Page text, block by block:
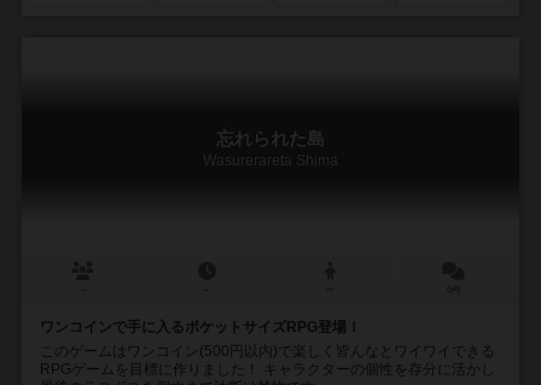
忘れられた島
Wasurerareta Shima
ワンコインで手に入るポケットサイズRPG登場！
このゲームはワンコイン(500円以内)で楽しく皆んなとワイワイできる
RPGゲームを目標に作りました！ キャラクターの個性を存分に活かし